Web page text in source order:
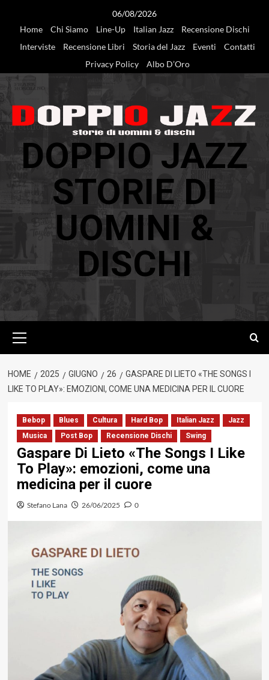
06/08/2026
Home
Chi Siamo Line-Up Italian Jazz
Recensione Dischi
Interviste
Recensione Libri Storia del Jazz Eventi
Contatti
Privacy Policy
Albo D’Oro
DOPPIO JAZZ
STORIE DI
UOMINI &
DISCHI
principale
HOME 2025 GIUGNO 26
GASPARE DI LIETO «THE SONGS I
LIKE TO PLAY»: EMOZIONI, COME UNA MEDICINA PER IL CUORE
Bebop Blues Cultura Hard Bop Italian Jazz
Jazz
Musica
Post Bop Recensione Dischi Swing
Gaspare Di Lieto «The Songs I Like
To Play»: emozioni, come una
medicina per il cuore
Stefano Lana 26/06/2025 0